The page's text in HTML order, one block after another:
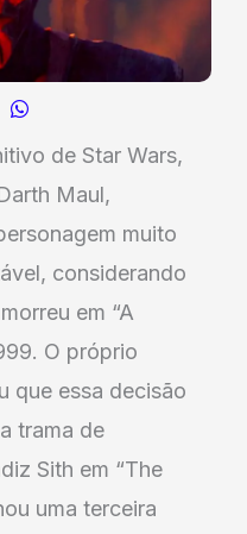
de Star Wars,
Maul,
muito
considerando
em “A
O próprio
que essa decisão
trama de
Sith em “The
uma terceira